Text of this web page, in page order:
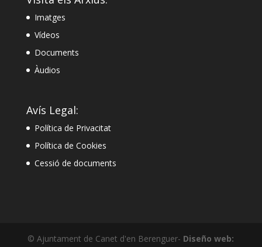
Imatges
Vídeos
Documents
Àudios
Avís Legal:
Política de Privacitat
Política de Cookies
Cessió de documents
© Ajuntament de Canet d'en Berenguer- Diseño web: